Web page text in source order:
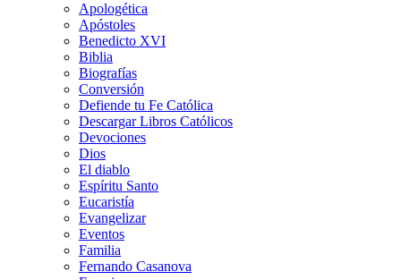
Apologética
Apóstoles
Benedicto XVI
Biblia
Biografías
Conversión
Defiende tu Fe Católica
Descargar Libros Católicos
Devociones
Dios
El diablo
Espíritu Santo
Eucaristía
Evangelizar
Eventos
Familia
Fernando Casanova